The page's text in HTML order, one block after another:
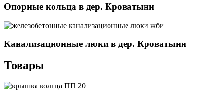
Опорные кольца в дер. Кроватыни
Канализационные люки в дер. Кроватыни
Товары